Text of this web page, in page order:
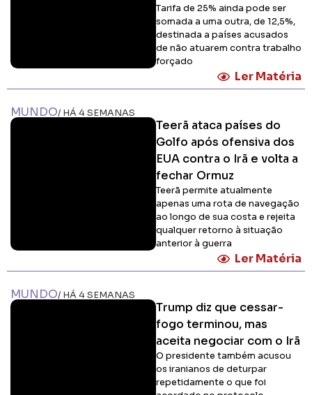
Tarifa de 25% ainda pode ser
somada a uma outra, de 12,5%,
destinada a países acusados
de não atuarem contra trabalho
forçado
Ler Matéria
MUNDO/ HÁ 4 SEMANAS
Teerã ataca países do
Golfo após ofensiva dos
EUA contra o Irã e volta a
fechar Ormuz
Teerã permite atualmente
apenas uma rota de navegação
ao longo de sua costa e rejeita
qualquer retorno à situação
anterior à guerra
Ler Matéria
MUNDO/ HÁ 4 SEMANAS
Trump diz que cessar-
fogo terminou, mas
aceita negociar com o Irã
O presidente também acusou
os iranianos de deturpar
repetidamente o que foi